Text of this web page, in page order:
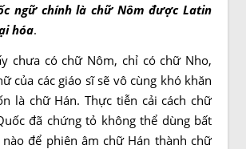
ngữ chính là chữ Nôm được Latin
hóa.
chưa có chữ Nôm, chỉ có chữ Nho,
của các giáo sĩ sẽ vô cùng khó khăn
là chữ Hán. Thực tiễn cải cách chữ
đã chứng tỏ không thể dùng bất
để phiên âm chữ Hán thành chữ